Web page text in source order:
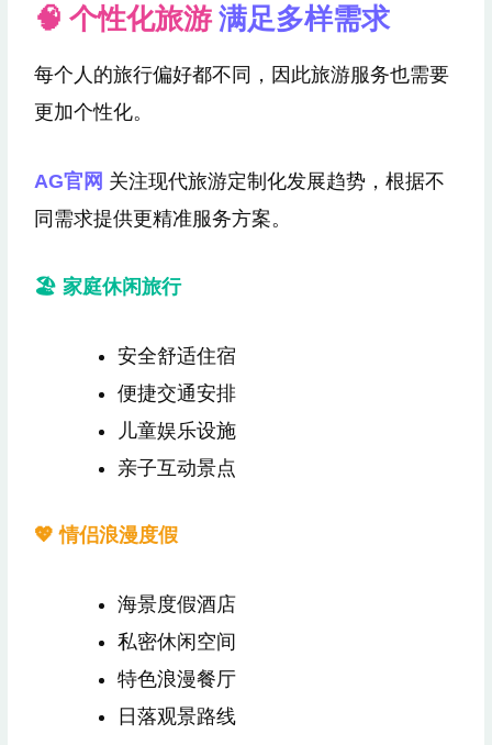
🧠 个性化旅游满足多样需求
每个人的旅行偏好都不同，因此旅游服务也需要
更加个性化。
AG官网 关注现代旅游定制化发展趋势，根据不
同需求提供更精准服务方案。
🏖 家庭休闲旅行
安全舒适住宿
便捷交通安排
儿童娱乐设施
亲子互动景点
💖 情侣浪漫度假
海景度假酒店
私密休闲空间
特色浪漫餐厅
日落观景路线